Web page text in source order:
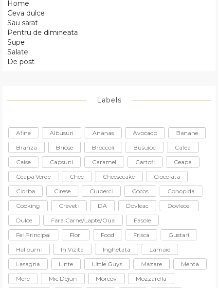
Home
Ceva dulce
Sau sarat
Pentru de dimineata
Supe
Salate
De post
Labels
Afine Albusuri Ananas Avocado
Banane
Branza
Briose Broccoli Busuioc
Cafea
Caise
Capsuni Caramel Cartofi
Ceapa
Ceapa Verde
Chec Cheesecake
Ciocolata
Ciorba
Cirese Ciuperci Cocos
Conopida
Cooking
Creveti DA Dovleac
Dovlecei
Dulce
Fara Carne/lapte/oua
Fasole
Fel Principal
Flori Food Frisca
Gustari
Halloumi
In Vizita Inghetata
Lamaie
Lasagna
Linte Little Guys Mazare
Menta
Mere
Mic Dejun Morcov
Mozzarella